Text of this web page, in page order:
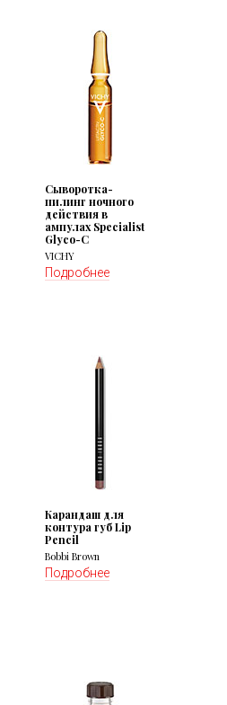
Сыворотка-
пилинг ночного
действия в
ампулах Specialist
Glyco-C
VICHY
Подробнее
Карандаш для
контура губ Lip
Pencil
Bobbi Brown
Подробнее